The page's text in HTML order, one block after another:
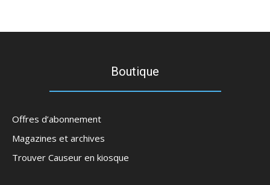
Boutique
Offres d’abonnement
Magazines et archives
Trouver Causeur en kiosque